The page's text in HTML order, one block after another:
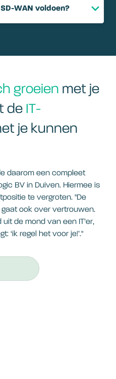
WAN voldoen?
groeien met je
de IT-
je kunnen
daarom een compleet
BV in Duiven. Hiermee is
te vergroten. "De
ook over vertrouwen.
de mond van een IT’er,
‘ik regel het voor je!’."